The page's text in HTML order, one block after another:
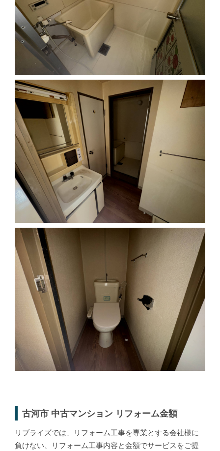
古河市 中古マンション リフォーム金額
リブライズでは、リフォーム工事を専業とする会社様に
負けない、リフォーム工事内容と金額でサービスをご提